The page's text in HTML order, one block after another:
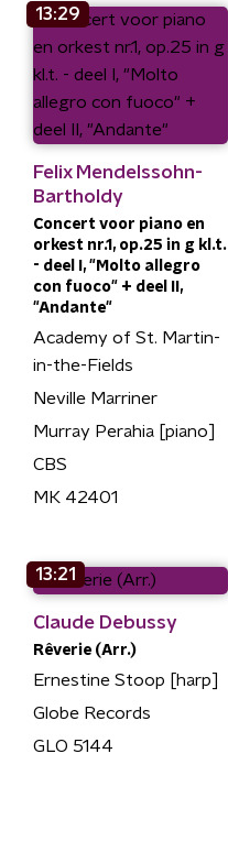
13:29
Felix Mendelssohn-
Bartholdy
Concert voor piano en
orkest nr.1, op.25 in g kl.t.
- deel I, "Molto allegro
con fuoco" + deel II,
"Andante"
Academy of St. Martin-
in-the-Fields
Neville Marriner
Murray Perahia [piano]
CBS
MK 42401
13:21
Claude Debussy
Rêverie (Arr.)
Ernestine Stoop [harp]
Globe Records
GLO 5144